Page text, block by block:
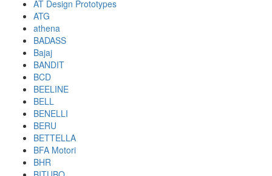
AT Design Prototypes
ATG
athena
BADASS
Bajaj
BANDIT
BCD
BEELINE
BELL
BENELLI
BERU
BETTELLA
BFA Motori
BHR